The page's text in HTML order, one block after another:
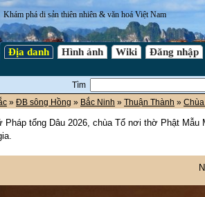
Khám phá di sản thiên nhiên & văn hoá Việt Nam
Địa danh Hình ảnh Wiki Đăng nhập
Tìm
» ĐB sông Hồng » Bắc Ninh » Thuận Thành »
Pháp tổng Dâu 2026, chùa Tổ nơi thờ Phật